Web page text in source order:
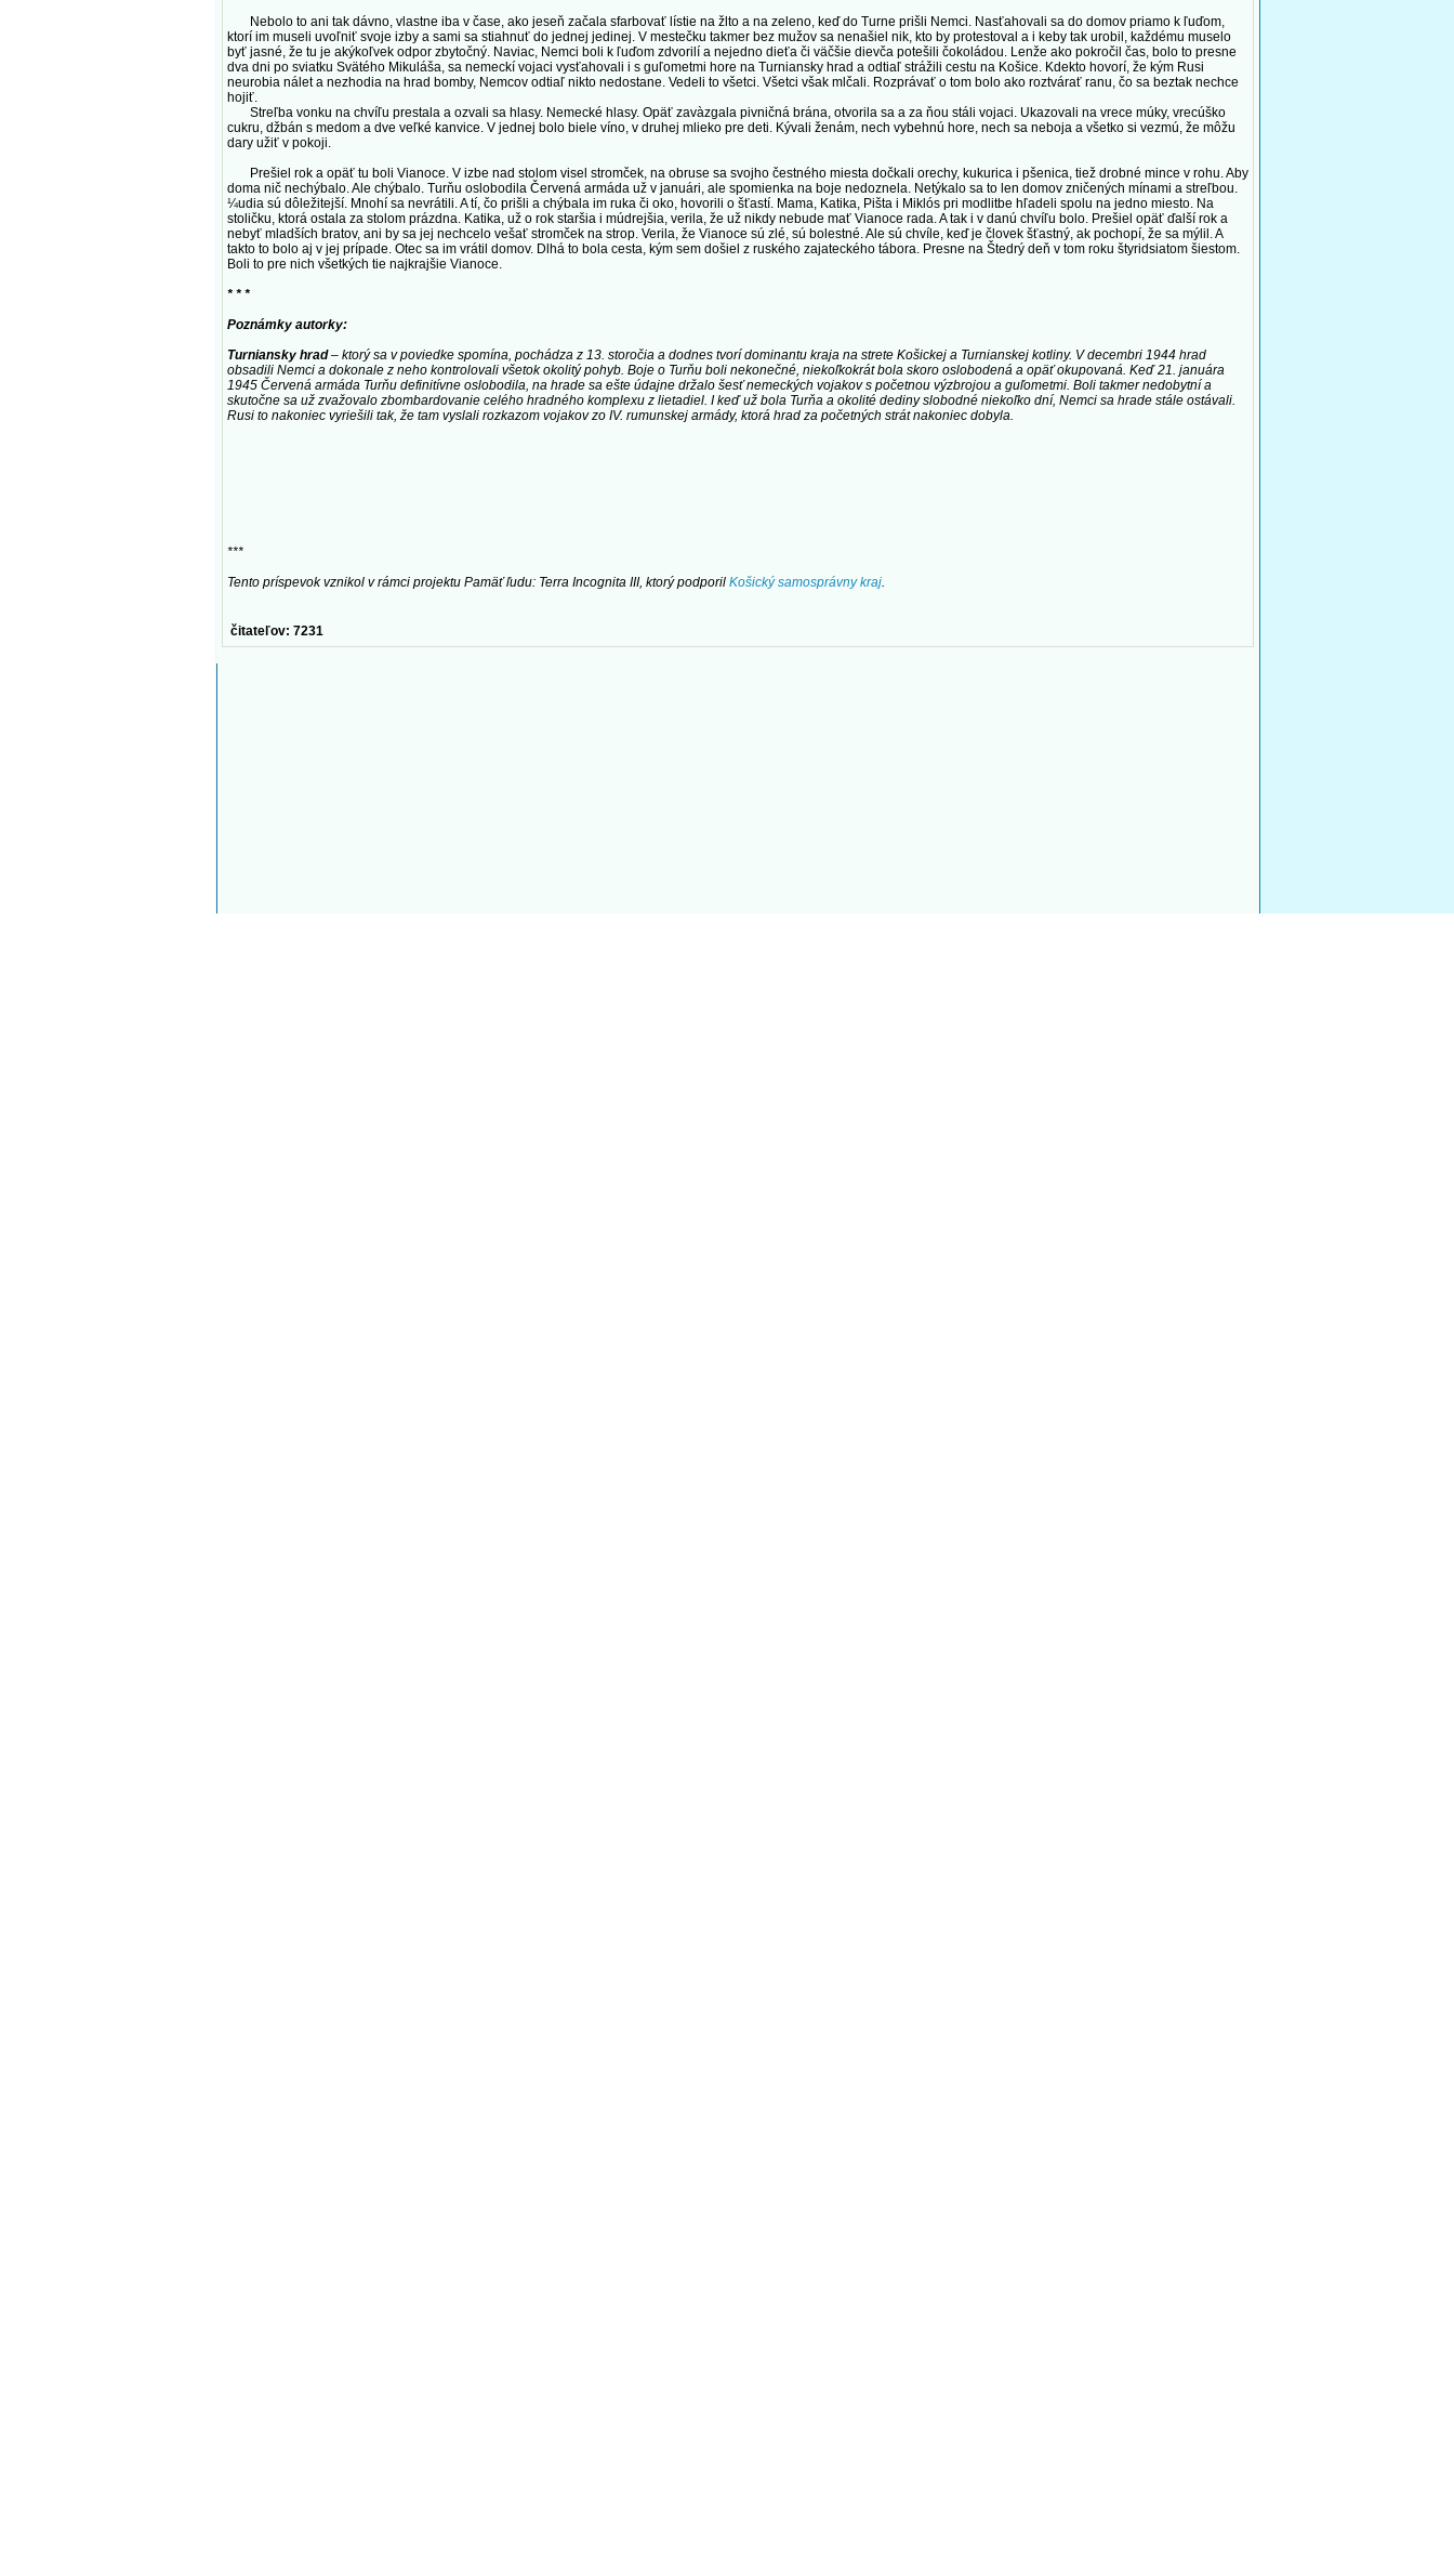
Nebolo to ani tak dávno, vlastne iba v čase, ako jeseň začala sfarbovať lístie na žlto a na zeleno, keď do Turne prišli Nemci. Nasťahovali sa do domov priamo k ľuďom,
ktorí im museli uvoľniť svoje izby a sami sa stiahnuť do jednej jedinej. V mestečku takmer bez mužov sa nenašiel nik, kto by protestoval a i keby tak urobil, každému muselo
byť jasné, že tu je akýkoľvek odpor zbytočný. Naviac, Nemci boli k ľuďom zdvorilí a nejedno dieťa či väčšie dievča potešili čokoládou. Lenže ako pokročil čas, bolo to presne
dva dni po sviatku Svätého Mikuláša, sa nemeckí vojaci vysťahovali i s guľometmi hore na Turniansky hrad a odtiaľ strážili cestu na Košice. Kdekto hovorí, že kým Rusi
neurobia nálet a nezhodia na hrad bomby, Nemcov odtiaľ nikto nedostane. Vedeli to všetci. Všetci však mlčali. Rozprávať o tom bolo ako roztvárať ranu, čo sa beztak nechce
hojiť.
Streľba vonku na chvíľu prestala a ozvali sa hlasy. Nemecké hlasy. Opäť zavàzgala pivničná brána, otvorila sa a za ňou stáli vojaci. Ukazovali na vrece múky, vrecúško
cukru, džbán s medom a dve veľké kanvice. V jednej bolo biele víno, v druhej mlieko pre deti. Kývali ženám, nech vybehnú hore, nech sa neboja a všetko si vezmú, že môžu
dary užiť v pokoji.
Prešiel rok a opäť tu boli Vianoce. V izbe nad stolom visel stromček, na obruse sa svojho čestného miesta dočkali orechy, kukurica i pšenica, tiež drobné mince v rohu. Aby
doma nič nechýbalo. Ale chýbalo. Turňu oslobodila Červená armáda už v januári, ale spomienka na boje nedoznela. Netýkalo sa to len domov zničených mínami a streľbou.
¼udia sú dôležitejší. Mnohí sa nevrátili. A tí, čo prišli a chýbala im ruka či oko, hovorili o šťastí. Mama, Katika, Pišta i Miklós pri modlitbe hľadeli spolu na jedno miesto. Na
stoličku, ktorá ostala za stolom prázdna. Katika, už o rok staršia i múdrejšia, verila, že už nikdy nebude mať Vianoce rada. A tak i v danú chvíľu bolo. Prešiel opäť ďalší rok a
nebyť mladších bratov, ani by sa jej nechcelo vešať stromček na strop. Verila, že Vianoce sú zlé, sú bolestné. Ale sú chvíle, keď je človek šťastný, ak pochopí, že sa mýlil. A
takto to bolo aj v jej prípade. Otec sa im vrátil domov. Dlhá to bola cesta, kým sem došiel z ruského zajateckého tábora. Presne na Štedrý deň v tom roku štyridsiatom šiestom.
Boli to pre nich všetkých tie najkrajšie Vianoce.
* * *
Poznámky autorky:
Turniansky hrad– ktorý sa v poviedke spomína, pochádza z 13. storočia a dodnes tvorí dominantu kraja na strete Košickej a Turnianskej kotliny. V decembri 1944 hrad
obsadili Nemci a dokonale z neho kontrolovali všetok okolitý pohyb. Boje o Turňu boli nekonečné, niekoľkokrát bola skoro oslobodená a opäť okupovaná. Keď 21. januára
1945 Červená armáda Turňu definitívne oslobodila, na hrade sa ešte údajne držalo šesť nemeckých vojakov s početnou výzbrojou a guľometmi. Boli takmer nedobytní a
skutočne sa už zvažovalo zbombardovanie celého hradného komplexu z lietadiel. I keď už bola Turňa a okolité dediny slobodné niekoľko dní, Nemci sa hrade stále ostávali.
Rusi to nakoniec vyriešili tak, že tam vyslali rozkazom vojakov zo IV. rumunskej armády, ktorá hrad za početných strát nakoniec dobyla.
***
Tento príspevok vznikol v rámci projektu Pamäť ľudu: Terra Incognita III, ktorý podporil Košický samosprávny kraj.
čitateľov: 7231